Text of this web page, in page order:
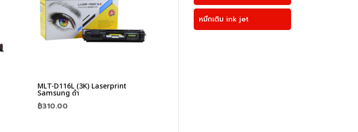
MLT-D116L (3K) Laserprint
Samsung ดำ
฿310.00
หมึกเติม ink jet